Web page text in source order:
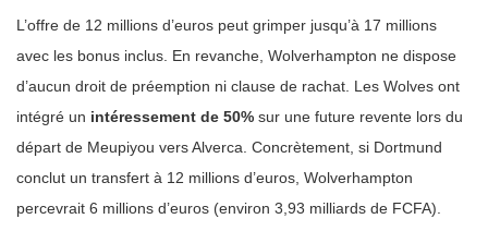
L’offre de 12 millions d’euros peut grimper jusqu’à 17 millions
avec les bonus inclus. En revanche, Wolverhampton ne dispose
d’aucun droit de préemption ni clause de rachat. Les Wolves ont
intégré un intéressement de 50% sur une future revente lors du
départ de Meupiyou vers Alverca. Concrètement, si Dortmund
conclut un transfert à 12 millions d’euros, Wolverhampton
percevrait 6 millions d’euros (environ 3,93 milliards de FCFA).